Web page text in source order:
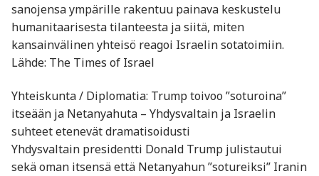
sanojensa ympärille rakentuu painava keskustelu
humanitaarisesta tilanteesta ja siitä, miten
kansainvälinen yhteisö reagoi Israelin sotatoimiin.
Lähde: The Times of Israel
Yhteiskunta / Diplomatia: Trump toivoo ”soturoina”
itseään ja Netanyahuta – Yhdysvaltain ja Israelin
suhteet etenevät dramatisoidusti
Yhdysvaltain presidentti Donald Trump julistautui
sekä oman itsensä että Netanyahun ”sotureiksi” Iranin